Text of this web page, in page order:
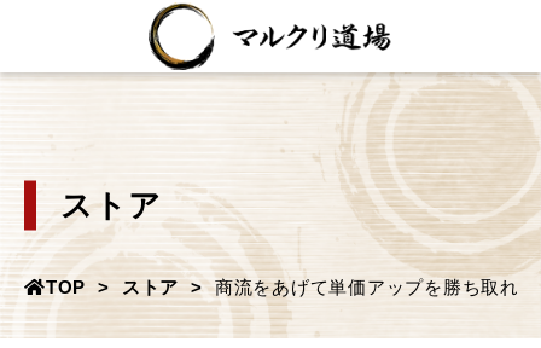
ストア
TOP ストア 商流をあげて単価アップを勝ち取れ